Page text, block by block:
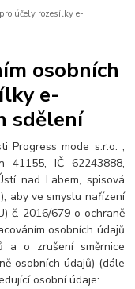
účely rozesílky e-
osobních
e-
sdělení
Progress mode s.r.o. ,
41155, IČ 62243888,
nad Labem, spisová
), aby ve smyslu nařízení
č. 2016/679 o ochraně
osobních údajů
a o zrušení směrnice
osobních údajů) (dále
osobní údaje: